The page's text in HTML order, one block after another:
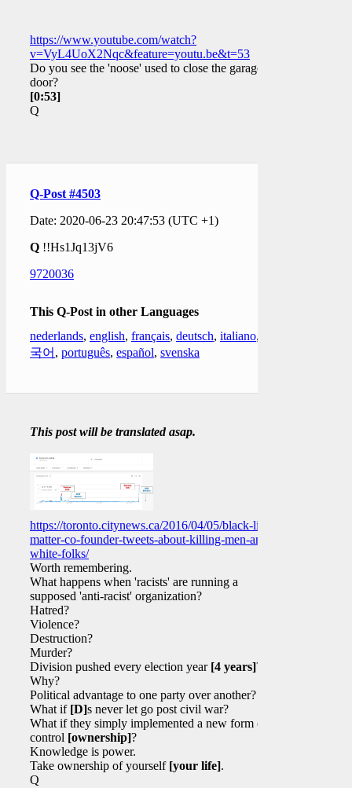
https://www.youtube.com/watch?
v=VyL4UoX2Nqc&feature=youtu.be&t=53
Do you see the 'noose' used to close the garage
door?
[0:53]
Q
Q-Post #4503
Date: 2020-06-23 20:47:53 (UTC +1)
Q !!Hs1Jq13jV6
9720036
This Q-Post in other Languages
nederlands, english, français, deutsch, italiano,
국어 , português, español, svenska
This post will be translated asap.
https://toronto.citynews.ca/2016/04/05/black-lives-
matter-co-founder-tweets-about-killing-men-and-
white-folks/
Worth remembering.
What happens when 'racists' are running a
supposed 'anti-racist' organization?
Hatred?
Violence?
Destruction?
Murder?
Division pushed every election year [4 years]?
Why?
Political advantage to one party over another?
What if [D]s never let go post civil war?
What if they simply implemented a new form of
control [ownership]?
Knowledge is power.
Take ownership of yourself [your life].
Q